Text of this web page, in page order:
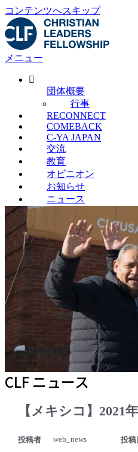
コンテンツへスキップ
メニュー
団体概要
行事
RECONNECT
COMEBACK
C-YA JAPAN
交流
教育
オピニオン
お知らせ
ニュース
CLF ニュース
【メキシコ】2021
投稿者 web_news 投稿